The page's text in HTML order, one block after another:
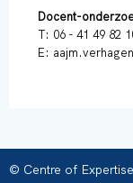
Docent-
T: 06 - 41 49 82
E:
© Centre of